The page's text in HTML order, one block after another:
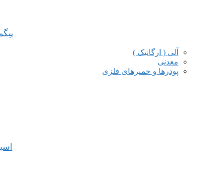
آلی ( ارگانیک )
معدنی
پودرها و خمیرهای فلزی